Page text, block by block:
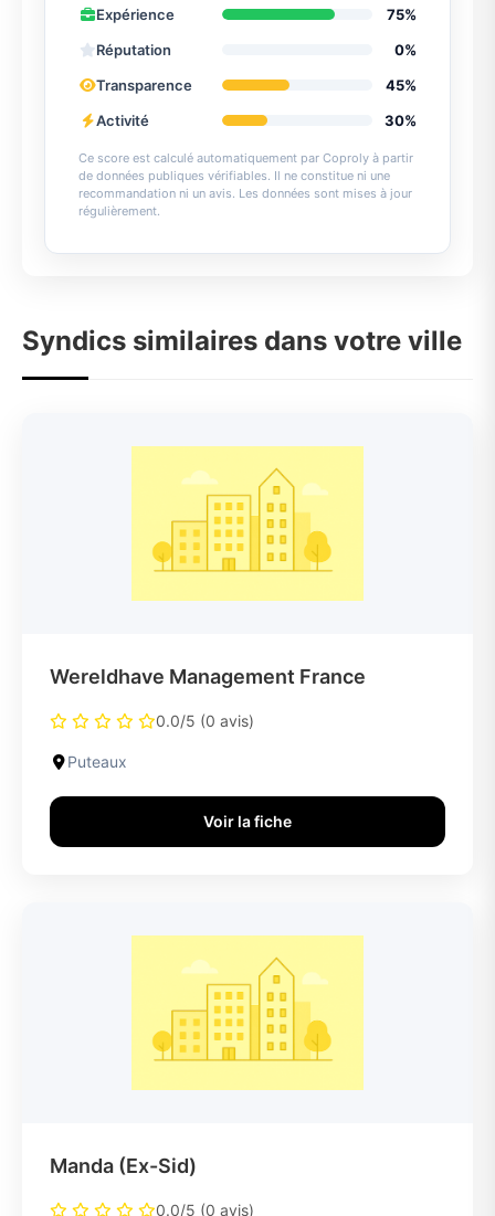
Expérience
75%
Réputation
0%
Transparence
45%
Activité
30%
Ce score est calculé automatiquement par Coproly à partir
de données publiques vérifiables. Il ne constitue ni une
recommandation ni un avis. Les données sont mises à jour
régulièrement.
Syndics similaires dans votre ville
Wereldhave Management France
0.0/5 (0 avis)
Puteaux
Voir la fiche
Manda (Ex-Sid)
0.0/5 (0 avis)